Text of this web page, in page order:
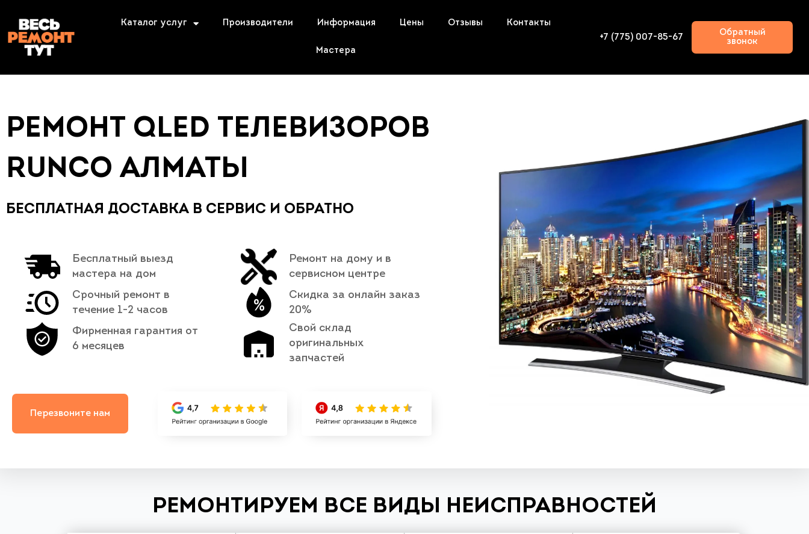
Каталог услуг Производители Информация Цены Отзывы Контакты
Мастера
+7 (775) 007-85-67
Обратный
звонок
РЕМОНТ QLED ТЕЛЕВИЗОРОВ
RUNCO АЛМАТЫ
БЕСПЛАТНАЯ ДОСТАВКА В СЕРВИС И ОБРАТНО
Бесплатный выезд
мастера на дом
Срочный ремонт в
течение 1-2 часов
Фирменная гарантия от
6 месяцев
Ремонт на дому и в
сервисном центре
Скидка за онлайн заказ
20%
Свой склад
оригинальных
запчастей
Перезвоните нам
РЕМОНТИРУЕМ ВСЕ ВИДЫ НЕИСПРАВНОСТЕЙ